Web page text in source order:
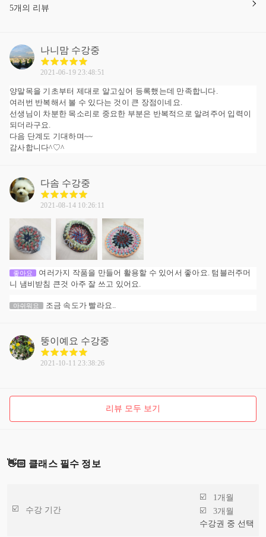
5개의 리뷰
나니맘 수강중
2021-06-19 23:48:51
양말목을 기초부터 제대로 알고싶어 등록했는데 만족합니다.
여러번 반복해서 볼 수 있다는 것이 큰 장점이네요.
선생님이 차분한 목소리로 중요한 부분은 반복적으로 알려주어 입력이
되더라구요.
다음 단계도 기대하며~~
감사합니다^♡^
다솜 수강중
2021-08-14 10:26:11
좋아요
여러가지 작품을 만들어 활용할 수 있어서 좋아요. 텀블러주머
니 냄비받침 큰것 아주 잘 쓰고 있어요.
아쉬워요 조금 속도가 빨라요..
뚱이예요 수강중
2021-10-11 23:38:26
리뷰 모두 보기
👋🏻 클래스 필수 정보
수강 기간
1개월
3개월
수강권 중 선택